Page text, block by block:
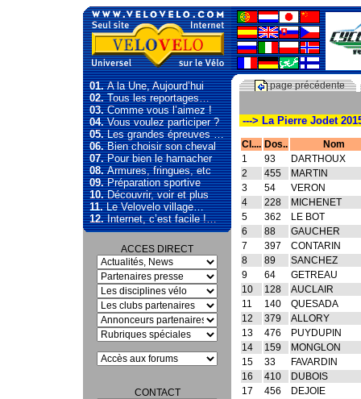
01.A la Une, Aujourd’hui
02.Tous les reportages…
03.Comme vous l’aimez !
04.Vous voulez participer ?
05.Les grandes épreuves …
06.Bien choisir son cheval
07.Pour bien le harnacher
08.Armures, fringues, etc
09.Préparation sportive
10.Découvrir, voir et plus
11.Le Velovelo village…
12.Internet, c’est facile !…
ACCES DIRECT
CONTACT
page précédente
---> La Pierre Jodet
Cl.... Dos..
Nom
1
93
DARTHOUX
2
455
MARTIN
3
54
VERON
4
228
MICHENET
5
362
LE BOT
6
88
GAUCHER
7
397
CONTARIN
8
89
SANCHEZ
9
64
GETREAU
10
128
AUCLAIR
11
140
QUESADA
12
379
ALLORY
13
476
PUYDUPIN
14
159
MONGLON
15
33
FAVARDIN
16
410
DUBOIS
17
456
DEJOIE